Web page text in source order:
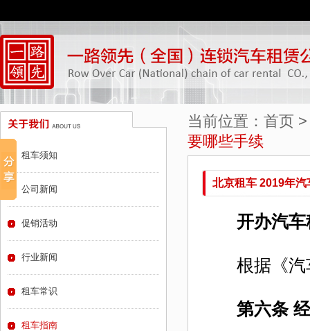
当前位置： 首页
要哪些手续
北京租车 2019年
开办汽车
根据《汽
第六条 经
租车须知
公司新闻
促销活动
行业新闻
租车常识
租车指南